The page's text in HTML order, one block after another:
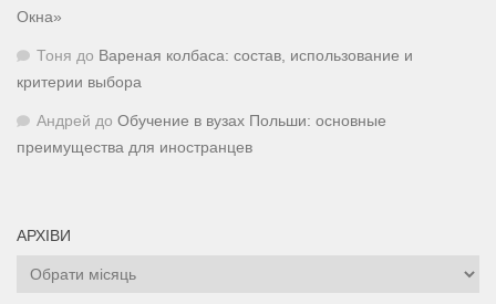
Окна»
Тоня до Вареная колбаса: состав, использование и
критерии выбора
Андрей до Обучение в вузах Польши: основные
преимущества для иностранцев
АРХІВИ
Архіви